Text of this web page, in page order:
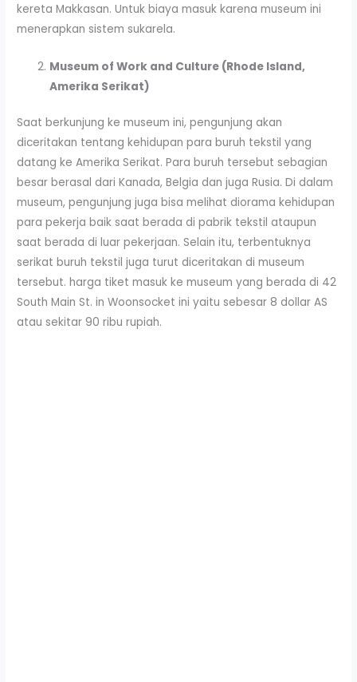
kereta Makkasan. Untuk biaya masuk karena museum ini
menerapkan sistem sukarela.
Museum of Work and Culture (Rhode Island,
Amerika Serikat)
Saat berkunjung ke museum ini, pengunjung akan
diceritakan tentang kehidupan para buruh tekstil yang
datang ke Amerika Serikat. Para buruh tersebut sebagian
besar berasal dari Kanada, Belgia dan juga Rusia. Di dalam
museum, pengunjung juga bisa melihat diorama kehidupan
para pekerja baik saat berada di pabrik tekstil ataupun
saat berada di luar pekerjaan. Selain itu, terbentuknya
serikat buruh tekstil juga turut diceritakan di museum
tersebut. harga tiket masuk ke museum yang berada di 42
South Main St. in Woonsocket ini yaitu sebesar 8 dollar AS
atau sekitar 90 ribu rupiah.